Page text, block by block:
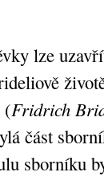
lze
(Fridrich
část
sborníku